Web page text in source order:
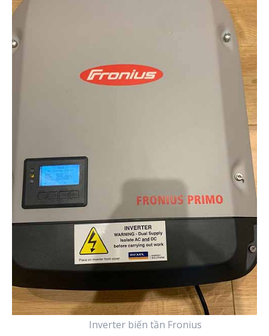
Inverter biến tần Fronius